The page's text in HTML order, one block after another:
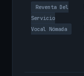
Reventa Del
Servicio
Vocal Nómada